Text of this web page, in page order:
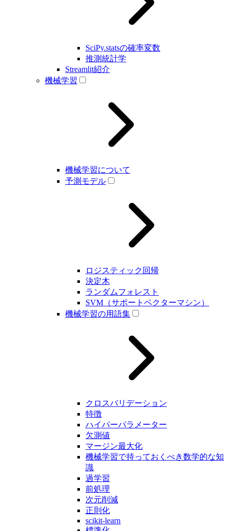
SciPy.statsの確率変数
推測統計学
Streamlit紹介
機械学習
機械学習について
予測モデル
ロジスティック回帰
決定木
ランダムフォレスト
SVM（サポートベクターマシン）
機械学習の用語集
クロスバリデーション
特徴
ハイパーパラメーター
欠測値
マージン最大化
機械学習で持っておくべき数学的な知
識
過学習
前処理
次元削減
正則化
scikit-learn